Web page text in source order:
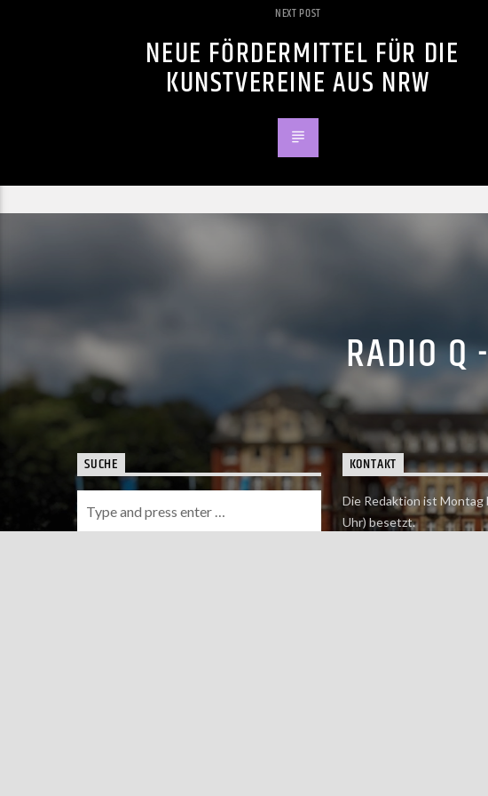
NEXT POST
NEUE FÖRDERMITTEL FÜR DIE
KUNSTVEREINE AUS NRW
RADIO Q
SUCHE KONTAKT
Die Redaktion ist Montag
Uhr) besetzt.